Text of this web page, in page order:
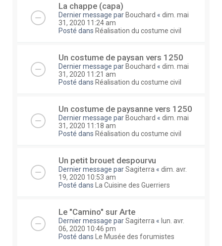
La chappe (capa)
Dernier message par Bouchard « dim. mai
31, 2020 11:24 am
Posté dans Réalisation du costume civil
Un costume de paysan vers 1250
Dernier message par Bouchard « dim. mai
31, 2020 11:21 am
Posté dans Réalisation du costume civil
Un costume de paysanne vers 1250
Dernier message par Bouchard « dim. mai
31, 2020 11:18 am
Posté dans Réalisation du costume civil
Un petit brouet despourvu
Dernier message parSagiterra « dim. avr.
19, 2020 10:53 am
Posté dans
La Cuisine des Guerriers
Le "Camino" sur Arte
Dernier message parSagiterra « lun. avr.
06, 2020 10:46 pm
Posté dans
Le Musée des forumistes